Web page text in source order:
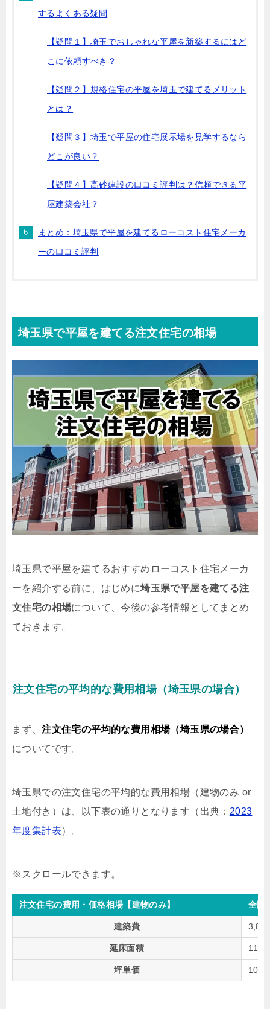
するよくある疑問
【疑問１】埼玉でおしゃれな平屋を新築するにはど
こに依頼すべき？
【疑問２】規格住宅の平屋を埼玉で建てるメリット
とは？
【疑問３】埼玉で平屋の住宅展示場を見学するなら
どこが良い？
【疑問４】高砂建設の口コミ評判は？信頼できる平
屋建築会社？
まとめ：埼玉県で平屋を建てるローコスト住宅メーカ
ーの口コミ評判
埼玉県で平屋を建てる注文住宅の相場
埼玉県で平屋を建てるおすすめローコスト住宅メーカ
ーを紹介する前に、はじめに埼玉県で平屋を建てる注
文住宅の相場について、今後の参考情報としてまとめ
ておきます。
注文住宅の平均的な費用相場（埼玉県の場合）
まず、注文住宅の平均的な費用相場（埼玉県の場合）
についてです。
埼玉県での注文住宅の平均的な費用相場（建物のみ or
土地付き）は、以下表の通りとなります（出典： 2023
年度集計表）。
注文住宅の費用・価格相場【建物のみ】 全国
建築費
延床面積
坪単価